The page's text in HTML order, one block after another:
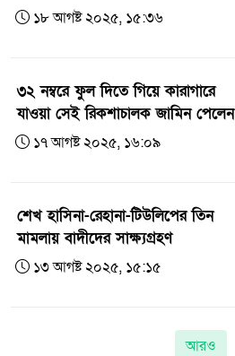
১৮ আগষ্ট ২০২৫, ১৫:৩৬
৩২ নম্বরে ফুল দিতে গিয়ে কারাগারে
যাওয়া সেই রিকশাচালক জামিন পেলেন
১৭ আগষ্ট ২০২৫, ১৬:০৯
শেখ হাসিনা-রেহানা-টিউলিপের তিন
মামলায় বাদীদের সাক্ষ্যগ্রহণ
১৩ আগষ্ট ২০২৫, ১৫:১৫
আরও